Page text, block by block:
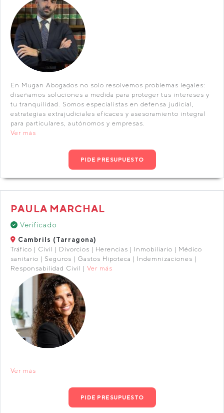
En Mugan Abogados no solo resolvemos problemas legales:
diseñamos soluciones a medida para proteger tus intereses y
tu tranquilidad. Somos especialistas en defensa judicial,
estrategias extrajudiciales eficaces y asesoramiento integral
para particulares, autónomos y empresas.
Ver más
PIDE PRESUPUESTO
PAULA MARCHAL
Verificado
Cambrils (Tarragona)
Tráfico | Civil | Divorcios | Herencias | Inmobiliario | Médico
sanitario | Seguros | Gastos Hipoteca | Indemnizaciones |
Responsabilidad Civil | Ver más
Ver más
PIDE PRESUPUESTO